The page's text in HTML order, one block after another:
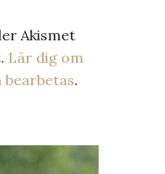
Akismet
Lär dig om
.